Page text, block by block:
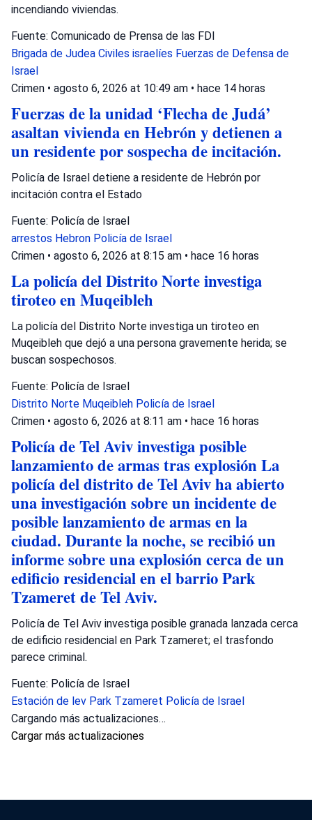
incendiando viviendas.
Fuente: Comunicado de Prensa de las FDI
Brigada de Judea Civiles israelíes Fuerzas de Defensa de
Israel
Crimen • agosto 6, 2026 at 10:49 am • hace 14 horas
Fuerzas de la unidad ‘Flecha de Judá’
asaltan vivienda en Hebrón y detienen a
un residente por sospecha de incitación.
Policía de Israel detiene a residente de Hebrón por
incitación contra el Estado
Fuente: Policía de Israel
arrestos Hebron Policía de Israel
Crimen • agosto 6, 2026 at 8:15 am • hace 16 horas
La policía del Distrito Norte investiga
tiroteo en Muqeibleh
La policía del Distrito Norte investiga un tiroteo en
Muqeibleh que dejó a una persona gravemente herida; se
buscan sospechosos.
Fuente: Policía de Israel
Distrito Norte Muqeibleh Policía de Israel
Crimen • agosto 6, 2026 at 8:11 am • hace 16 horas
Policía de Tel Aviv investiga posible
lanzamiento de armas tras explosión La
policía del distrito de Tel Aviv ha abierto
una investigación sobre un incidente de
posible lanzamiento de armas en la
ciudad. Durante la noche, se recibió un
informe sobre una explosión cerca de un
edificio residencial en el barrio Park
Tzameret de Tel Aviv.
Policía de Tel Aviv investiga posible granada lanzada cerca
de edificio residencial en Park Tzameret; el trasfondo
parece criminal.
Fuente: Policía de Israel
Estación de lev Park Tzameret Policía de Israel
Cargando más actualizaciones…
Cargar más actualizaciones